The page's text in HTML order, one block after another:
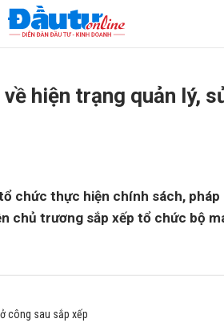
hiện trạng quản lý,
chức thực hiện chính sách, pháp
chủ trương sắp xếp tổ chức bộ
công sau sắp xếp